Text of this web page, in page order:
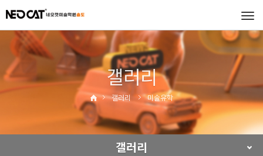
갤러리
갤러리 미술유학
갤러리